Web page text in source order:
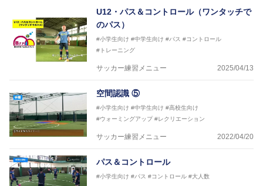
U12・パス＆コントロール（ワンタッチで
のパス）
#小学生向け #中学生向け #パス #コントロール
#トレーニング
サッカー練習メニュー 2025/04/13
空間認識 ⑤
#小学生向け #中学生向け #高校生向け
#ウォーミングアップ #レクリエーション
サッカー練習メニュー 2022/04/20
パス＆コントロール
#小学生向け #パス #コントロール #大人数